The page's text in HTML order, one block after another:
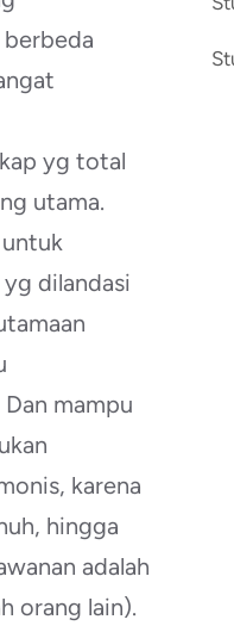
berbeda
yg total
utama.
dilandasi
mampu
karena
hingga
adalah
orang lain).